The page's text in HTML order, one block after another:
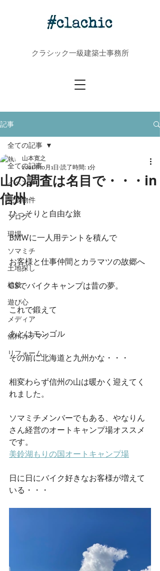
クラシック一級建築士事務所
記事
全ての記事
イベント
完成物件
ブログ
現場
ソマミチ
土地探し
植栽
遊び心
メディア
信州カラマツ
リフォーム
全ての記事
山の調査は名目で・・・in
信州
山本寛之
2021年10月1日 読了時間: 1分
ひっそりと自由な旅
BMWに一人用テントを積んで
お客様と仕事仲間とカラマツの故郷へ
GSでバイクキャンプは昔の夢。
これで鍛えて
あとはモンゴル
その前に北海道と九州かな・・・
相変わらず信州の山は暖かく迎えてく
れました。
ソマミチメンバーでもある、やなりん
さん経営のオートキャンプ場オススメ
です。
美鈴湖もりの国オートキャンプ場
日に日にバイク好きなお客様が増えて
いる・・・